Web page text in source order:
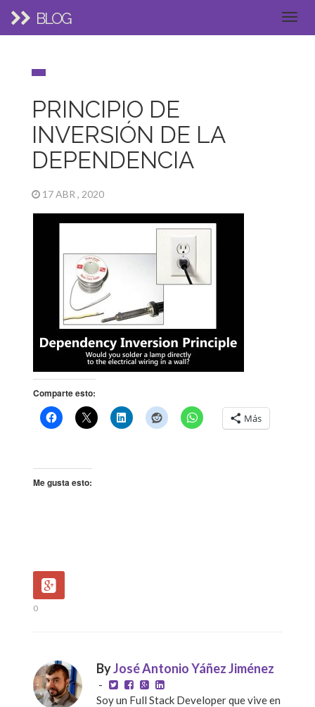
BLOG
PRINCIPIO DE
INVERSIÓN DE LA
DEPENDENCIA
17 ABR , 2020
Comparte esto:
Más
Me gusta esto:
0
ByJosé Antonio Yáñez Jiménez
-
Soy un Full Stack Developer que vive en